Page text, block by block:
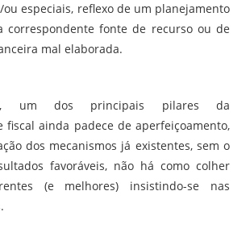
especiais, reflexo de um planejamento
correspondente fonte de recurso ou de
mal elaborada.
um dos principais pilares da
fiscal ainda padece de aperfeiçoamento,
dos mecanismos já existentes, sem o
favoráveis, não há como colher
(e melhores) insistindo-se nas